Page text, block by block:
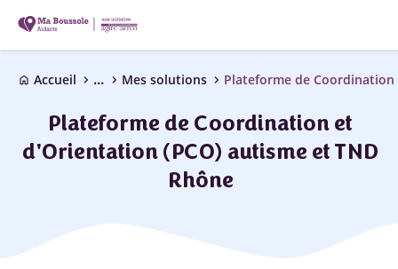
home Accueil chevron_right ... chevron_right Mes solutions chevron_right
Plateforme de Coordination et
d'Orientation (PCO) autisme et TND
Rhône